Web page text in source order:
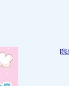
[我